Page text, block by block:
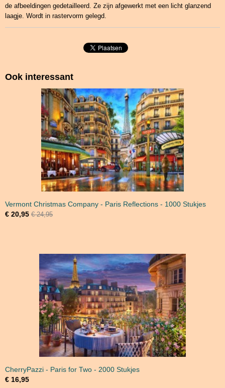
de afbeeldingen gedetailleerd. Ze zijn afgewerkt met een licht glanzend
laagje. Wordt in rastervorm gelegd.
Ook interessant
Vermont Christmas Company - Paris Reflections - 1000 Stukjes
€ 20,95 € 24,95
CherryPazzi - Paris for Two - 2000 Stukjes
€ 16,95